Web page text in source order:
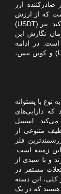
ارز
که از ارزش
آن‌ها به شکل مستقیم یا غیر مستقیم محافظت می‌کند. تتر (USDT)
دلار در زمان نگارش این
است. در ادامه
استیبل کوین‌های دیگری مثل یواس‌دی‌کوین (USDC) و کوین بیس،
نوع با پشتوانه
که دارایی‌های
استیبل
طیف متنوعی از
فلز
زمینه است.
و با سبدی از
مستقر در
این دسته
هستند که در یک